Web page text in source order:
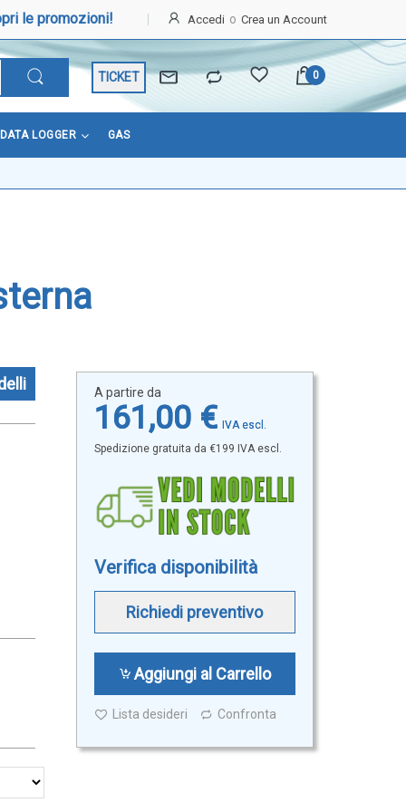
le promozioni! Accedi Crea un Account
TICKET
DATA LOGGER GAS
A partire da
161,00 €
Spedizione gratuita da €199 IVA escl.
Verifica disponibilità
Richiedi preventivo
Aggiungi al Carrello
Lista desideri Confronta